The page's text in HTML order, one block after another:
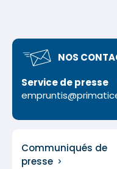
NOS
Service de presse
Communiqués de
presse